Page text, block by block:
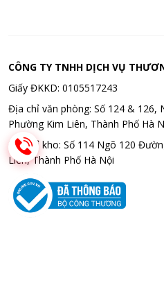
CÔNG TY TNHH DỊCH VỤ
Giấy ĐKKD: 0105517243
Địa chỉ văn phòng: Số 124 & 126,
Phường Kim Liên, Thành Phố Hà
Địa chỉ kho: Số 114 Ngõ 120
Liên, Thành Phố Hà Nội